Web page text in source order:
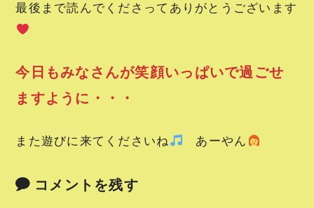
最後まで読んでくださってありがとうございます
今日もみなさんが笑顔いっぱいで過ごせ
ますように・・・
また遊びに来てくださいね あーやん
コメントを残す